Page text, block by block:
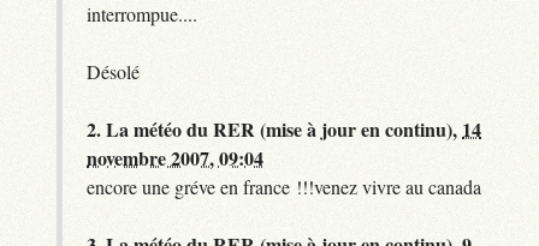
interrompue....
Désolé
2.La météo du RER (mise à jour en continu), 14
novembre 2007, 09:04
encore une gréve en france !!!venez vivre au canada